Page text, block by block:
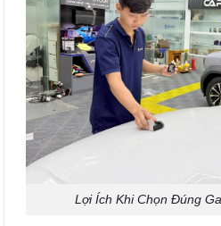
Lợi Ích Khi Chọn Đúng